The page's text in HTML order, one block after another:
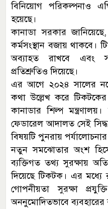
বিনিয়োগ পরিকল্পনাও
হয়েছে।
কানাডা সরকার
কর্মসংস্থান বজায় থাকবে।
অব্যাহত রাখবে এবং
প্রতিশ্রুতিও দিয়েছে।
এর আগে ২০২৪ সালের
কথা উল্লেখ করে টিকটকের
কানাডার শিল্প
ফেডারেল আদালত সেই
বিষয়টি পুনরায় পর্যালোচনার
নতুন সমঝোতার অংশ
ব্যক্তিগত তথ্য সুরক্ষায়
দিয়েছে টিকটক। এর মধ্যে
গোপনীয়তা সুরক্ষা
অননুমোদিতভাবে